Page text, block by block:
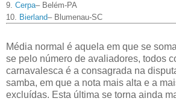
9. Cerpa– Belém-PA
10. Bierland– Blumenau-SC
Média normal é aquela em que se
se pelo número de avaliadores, todos
carnavalesca é a consagrada na
samba, em que a nota mais alta e a
excluídas. Esta última se torna ainda